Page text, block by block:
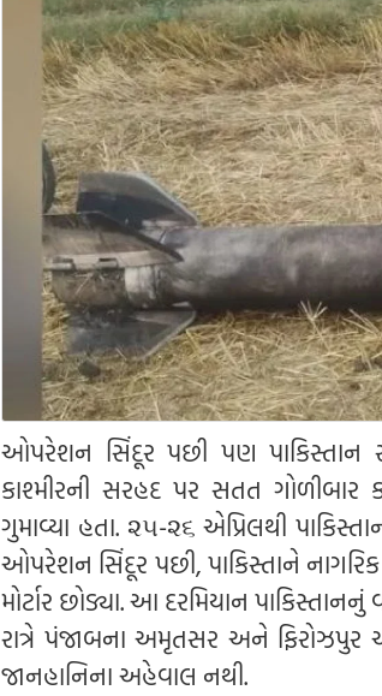
ઓપરેશન સિંદૂર પછી પણ પાકિસ્તાન
કાશ્મીરની સરહદ પર સતત ગોળીબાર
ગુમાવ્યા હતા. ૨૫-૨૬ એપ્રિલથી
ઓપરેશન સિંદૂર પછી, પાકિસ્તાને
મોર્ટાર છોડ્યા. આ દરમિયાન
રાત્રે પંજાબના અમૃતસર અને ફિરોઝપુર
જાનહાનિના અહેવાલ નથી.